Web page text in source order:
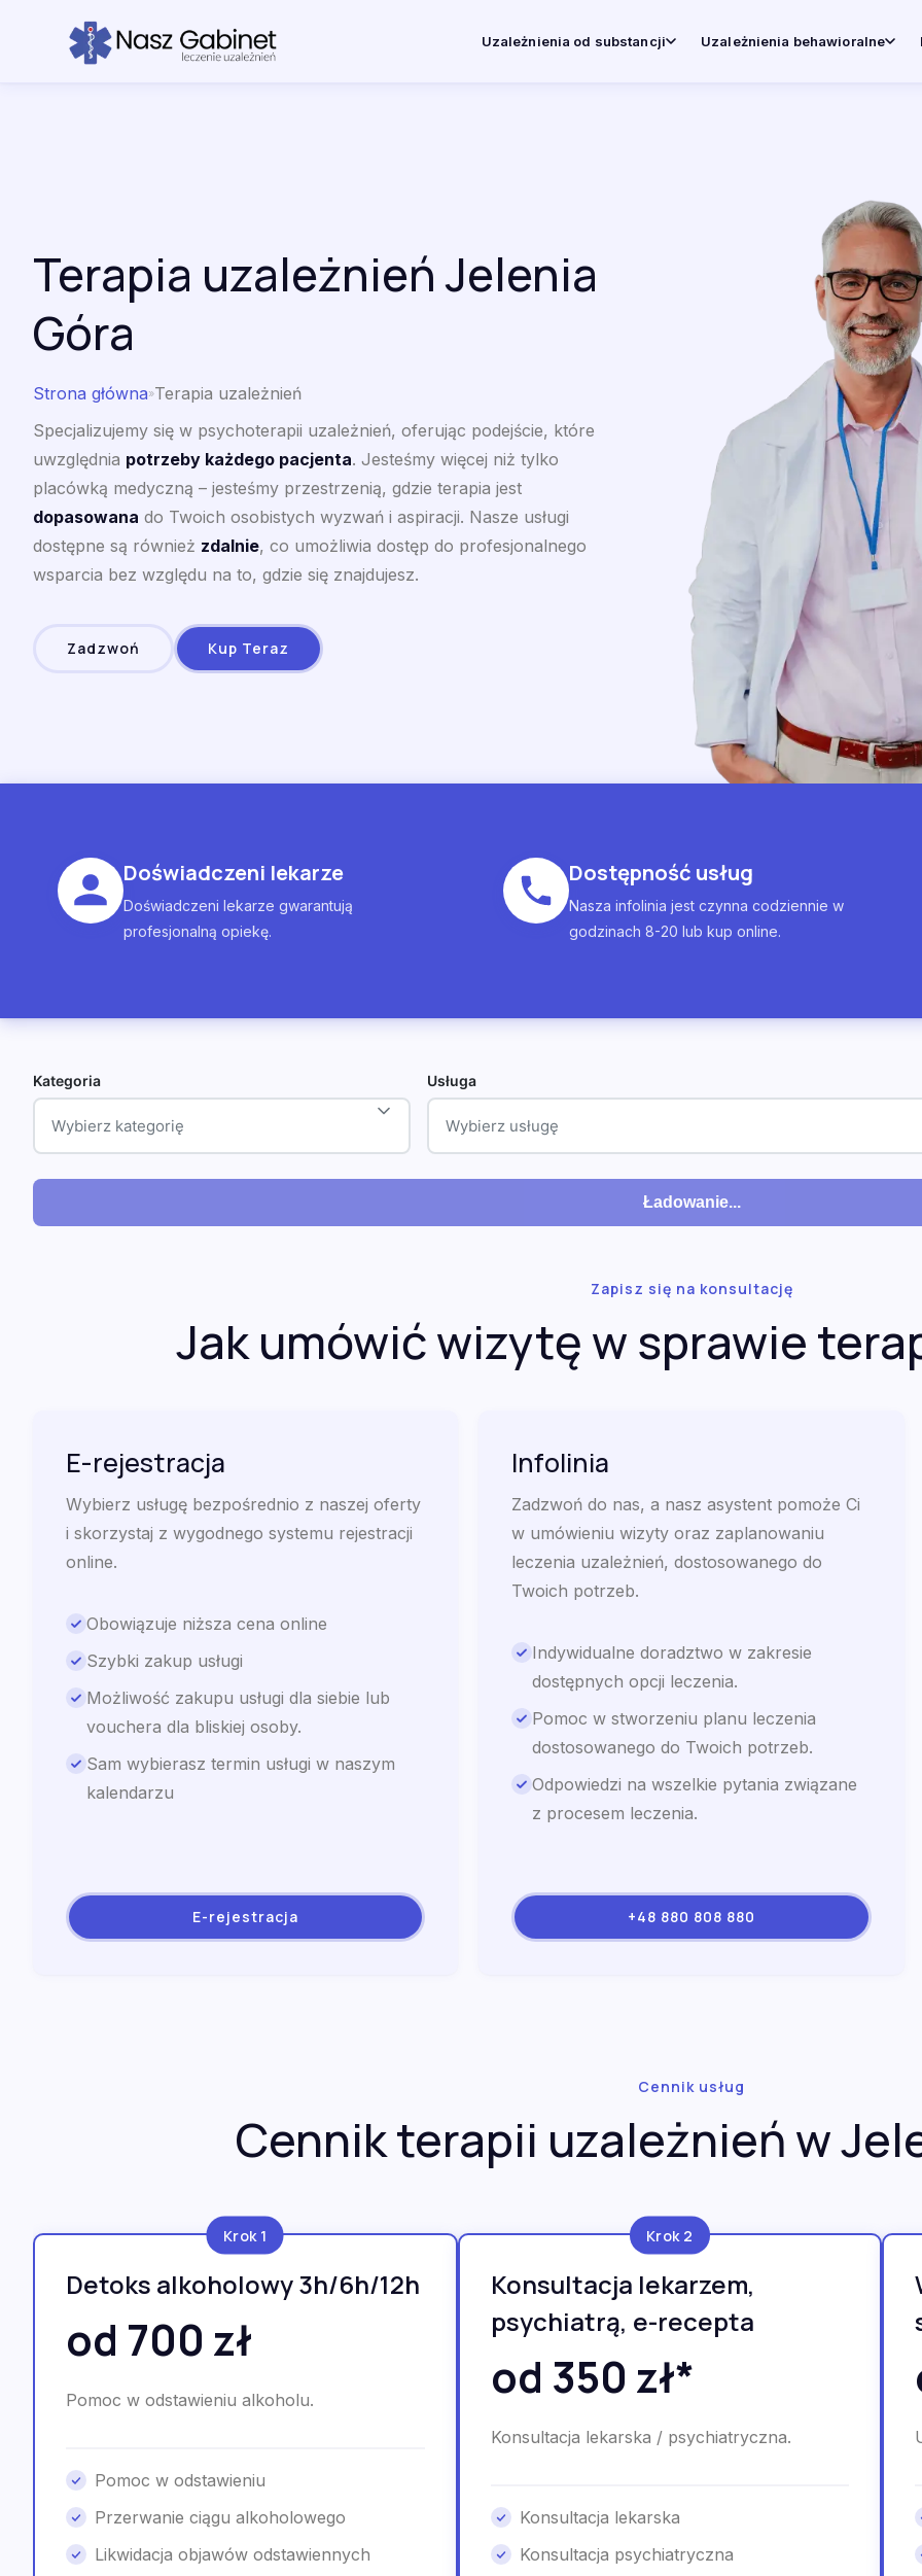
Uzależnienia od substancji Uzależnienia behawioralne
Terapia uzależnień Jelenia
Góra
Strona główna»Terapia uzależnień
Specjalizujemy się w psychoterapii uzależnień, oferując podejście, które
uwzględnia potrzeby każdego pacjenta. Jesteśmy więcej niż tylko
placówką medyczną – jesteśmy przestrzenią, gdzie terapia jest
dopasowana do Twoich osobistych wyzwań i aspiracji. Nasze usługi
dostępne są również zdalnie, co umożliwia dostęp do profesjonalnego
wsparcia bez względu na to, gdzie się znajdujesz.
Zadzwoń Kup Teraz
Doświadczeni lekarze
Doświadczeni lekarze gwarantują
profesjonalną opiekę.
Dostępność usług
Nasza infolinia jest czynna codziennie w
godzinach 8-20 lub kup online.
Kategoria
Wybierz kategorię
Usługa
Wybierz usługę
Ładowanie...
Zapisz się na konsultację
Jak umówić wizytę w sprawie
E-rejestracja
Wybierz usługę bezpośrednio z naszej oferty
i skorzystaj z wygodnego systemu rejestracji
online.
Obowiązuje niższa cena online
Szybki zakup usługi
Możliwość zakupu usługi dla siebie lub
vouchera dla bliskiej osoby.
Sam wybierasz termin usługi w naszym
kalendarzu
E-rejestracja
Infolinia
Zadzwoń do nas, a nasz asystent pomoże Ci
w umówieniu wizyty oraz zaplanowaniu
leczenia uzależnień, dostosowanego do
Twoich potrzeb.
Indywidualne doradztwo w zakresie
dostępnych opcji leczenia.
Pomoc w stworzeniu planu leczenia
dostosowanego do Twoich potrzeb.
Odpowiedzi na wszelkie pytania związane
z procesem leczenia.
+48 880 808 880
Cennik usług
Cennik terapii uzależnień w
Krok 1
Detoks alkoholowy 3h/6h/12h
od 700 zł
Pomoc w odstawieniu alkoholu.
Pomoc w odstawieniu
Przerwanie ciągu alkoholowego
Likwidacja objawów odstawiennych
Krok 2
Konsultacja lekarzem,
psychiatrą, e-recepta
od 350 zł*
Konsultacja lekarska / psychiatryczna.
Konsultacja lekarska
Konsultacja psychiatryczna